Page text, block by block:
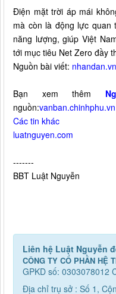
Điện mặt trời áp mái
mà còn là động lực quan
năng lượng, giúp Việt
tới mục tiêu Net Zero đầy
Nguồn bài viết: nhandan.vn
Bạn xem thêm
nguồn:vanban.chinhphu.vn
Các tin khác
luatnguyen.com
-------
BBT Luật Nguyễn
Liên hệ Luật Nguyễn
CÔNG TY CỔ PHẦN HỆ
GPKD số: 0303078012
Địa chỉ trụ sở : Số 1,